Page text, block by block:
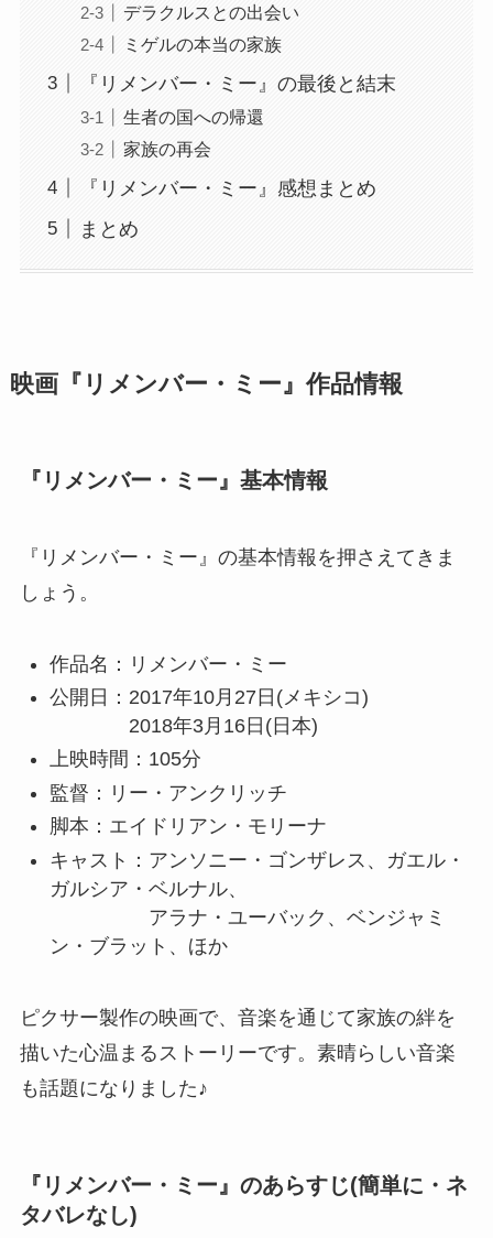
デラクルスとの出会い
ミゲルの本当の家族
『リメンバー・ミー』の最後と結末
生者の国への帰還
家族の再会
『リメンバー・ミー』感想まとめ
まとめ
映画『リメンバー・ミー』作品情報
『リメンバー・ミー』基本情報
『リメンバー・ミー』の基本情報を押さえてきま
しょう。
作品名：リメンバー・ミー
公開日：2017年10月27日(メキシコ)
2018年3月16日(日本)
上映時間：105分
監督：リー・アンクリッチ
脚本：エイドリアン・モリーナ
キャスト：アンソニー・ゴンザレス、ガエル・
ガルシア・ベルナル、
アラナ・ユーバック、ベンジャミ
ン・ブラット、ほか
ピクサー製作の映画で、音楽を通じて家族の絆を
描いた心温まるストーリーです。素晴らしい音楽
も話題になりました♪
『リメンバー・ミー』のあらすじ(簡単に・ネ
タバレなし)